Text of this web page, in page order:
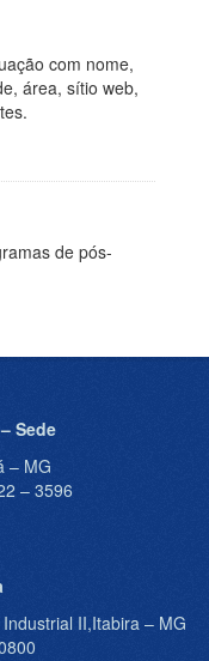
com nome,
área, sítio web,
de pós-
Sede
– MG
– 3596
II,Itabira – MG